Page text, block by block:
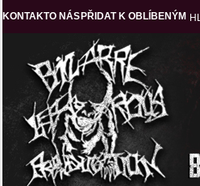
KONTAKTO NÁS PŘIDAT K OBLÍBENÝM